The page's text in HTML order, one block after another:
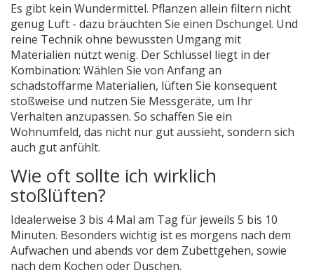
Es gibt kein Wundermittel. Pflanzen allein filtern nicht
genug Luft - dazu bräuchten Sie einen Dschungel. Und
reine Technik ohne bewussten Umgang mit
Materialien nützt wenig. Der Schlüssel liegt in der
Kombination: Wählen Sie von Anfang an
schadstoffarme Materialien, lüften Sie konsequent
stoßweise und nutzen Sie Messgeräte, um Ihr
Verhalten anzupassen. So schaffen Sie ein
Wohnumfeld, das nicht nur gut aussieht, sondern sich
auch gut anfühlt.
Wie oft sollte ich wirklich
stoßlüften?
Idealerweise 3 bis 4 Mal am Tag für jeweils 5 bis 10
Minuten. Besonders wichtig ist es morgens nach dem
Aufwachen und abends vor dem Zubettgehen, sowie
nach dem Kochen oder Duschen.